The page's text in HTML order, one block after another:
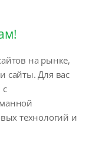
на рынке,
сайты. Для вас
технологий и